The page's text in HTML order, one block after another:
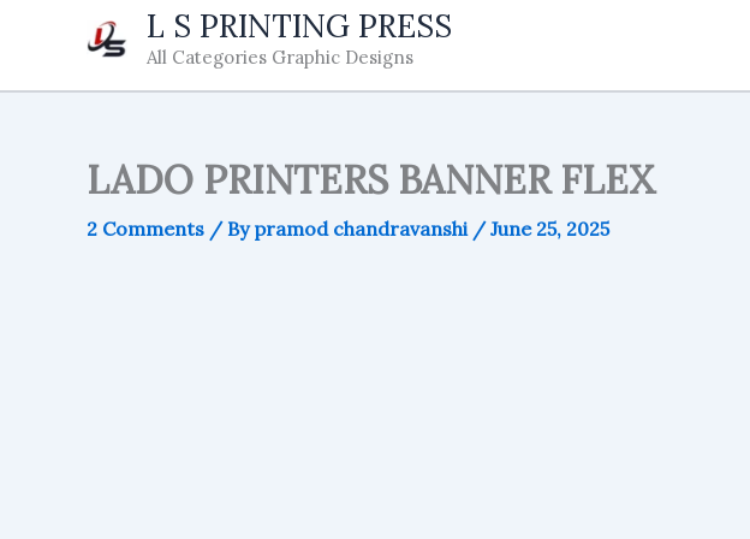
L S PRINTING PRESS
All Categories Graphic Designs
LADO PRINTERS BANNER FLEX
2 Comments / Bypramod chandravanshi /June 25, 2025